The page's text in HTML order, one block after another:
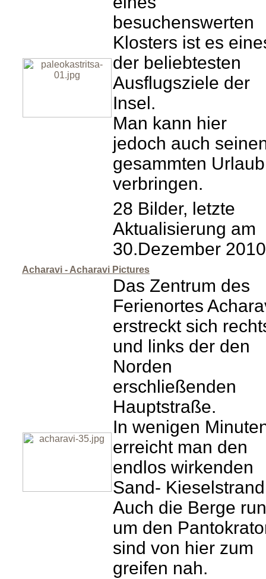
besuchenswerten
Klosters ist es
der beliebtesten
Ausflugsziele der
Insel.
Man kann hier
jedoch auch
gesammten Urlaub
verbringen.
28 Bilder, letzte
Aktualisierung am
30.Dezember 2010
Acharavi - Acharavi Pictures
Das Zentrum des
Ferienortes
erstreckt sich
und links der den
Norden
erschließenden
Hauptstraße.
In wenigen
erreicht man den
endlos wirkenden
Sand-
Auch die Berge
um den
sind von hier zum
greifen nah.